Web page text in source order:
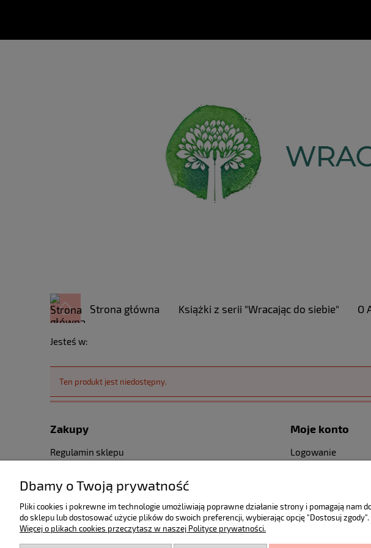
Strona główna Książki z serii "Wracając do siebie" O
Jesteś w:
Ten produkt jest niedostępny.
Zakupy
Regulamin sklepu
Reklamacje i zwroty
Moje konto
Logowanie
Dbamy o Twoją prywatność
Pliki cookies i pokrewne im technologie umożliwiają poprawne działanie strony i pomagają
do sklepu lub dostosować użycie plików do swoich preferencji, wybierając opcję "Dostosuj zgody".
Więcej o plikach cookies przeczytasz w naszej Polityce prywatności.